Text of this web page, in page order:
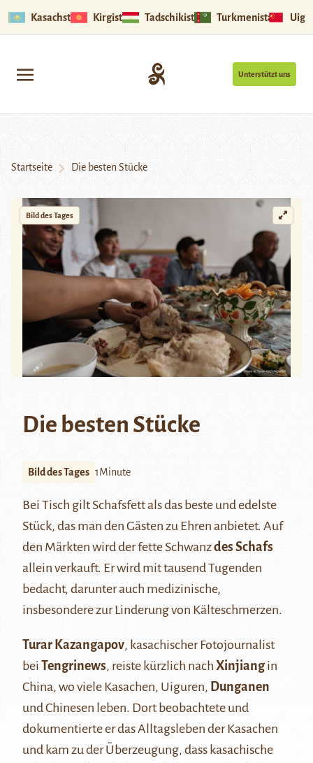
Kasachstan Kirgistan Tadschikistan Turkmenistan
Unterstützt uns
Startseite Die besten Stücke
Bild des Tages
Die besten Stücke
Bild des Tages 1Minute
Bei Tisch gilt Schafsfett als das beste und edelste
Stück, das man den Gästen zu Ehren anbietet. Auf
den Märkten wird der fette Schwanzdes Schafs
allein verkauft. Er wird mit tausend Tugenden
bedacht, darunter auch medizinische,
insbesondere zur Linderung von Kälteschmerzen.
Turar Kazangapov, kasachischer Fotojournalist
bei Tengrinews, reiste kürzlich nach Xinjiangin
China, wo viele Kasachen, Uiguren, Dunganen
und Chinesen leben. Dort beobachtete und
dokumentierte er das Alltagsleben der Kasachen
und kam zu der Überzeugung, dass kasachische